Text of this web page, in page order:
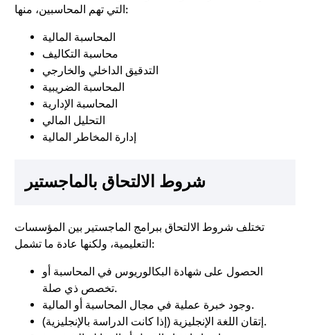
التي تهم المحاسبين، منها:
المحاسبة المالية
محاسبة التكاليف
التدقيق الداخلي والخارجي
المحاسبة الضريبية
المحاسبة الإدارية
التحليل المالي
إدارة المخاطر المالية
شروط الالتحاق بالماجستير
تختلف شروط الالتحاق ببرامج الماجستير بين المؤسسات
التعليمية، ولكنها عادة ما تشمل:
الحصول على شهادة البكالوريوس في المحاسبة أو
تخصص ذي صلة.
وجود خبرة عملية في مجال المحاسبة أو المالية.
إتقان اللغة الإنجليزية (إذا كانت الدراسة بالإنجليزية).